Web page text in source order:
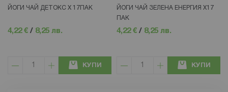
ЙОГИ ЧАЙ ДЕТОКС Х 17ПАК
4,22 € / 8,25 лв.
КУПИ
ЙОГИ ЧАЙ ЗЕЛЕНА ЕНЕРГИЯ Х17
ПАК
4,22 € / 8,25 лв.
КУПИ